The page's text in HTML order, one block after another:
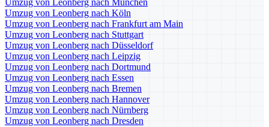
Umzug von Leonberg nach München
Umzug von Leonberg nach Köln
Umzug von Leonberg nach Frankfurt am Main
Umzug von Leonberg nach Stuttgart
Umzug von Leonberg nach Düsseldorf
Umzug von Leonberg nach Leipzig
Umzug von Leonberg nach Dortmund
Umzug von Leonberg nach Essen
Umzug von Leonberg nach Bremen
Umzug von Leonberg nach Hannover
Umzug von Leonberg nach Nürnberg
Umzug von Leonberg nach Dresden